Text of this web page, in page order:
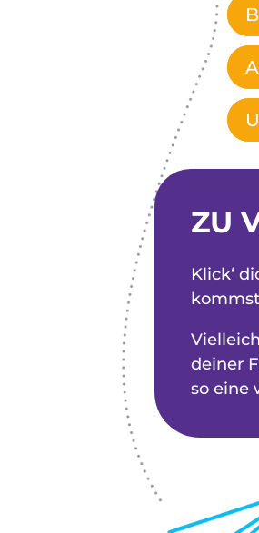
ZU
Klick‘
deiner
so eine